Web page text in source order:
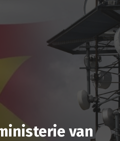
van